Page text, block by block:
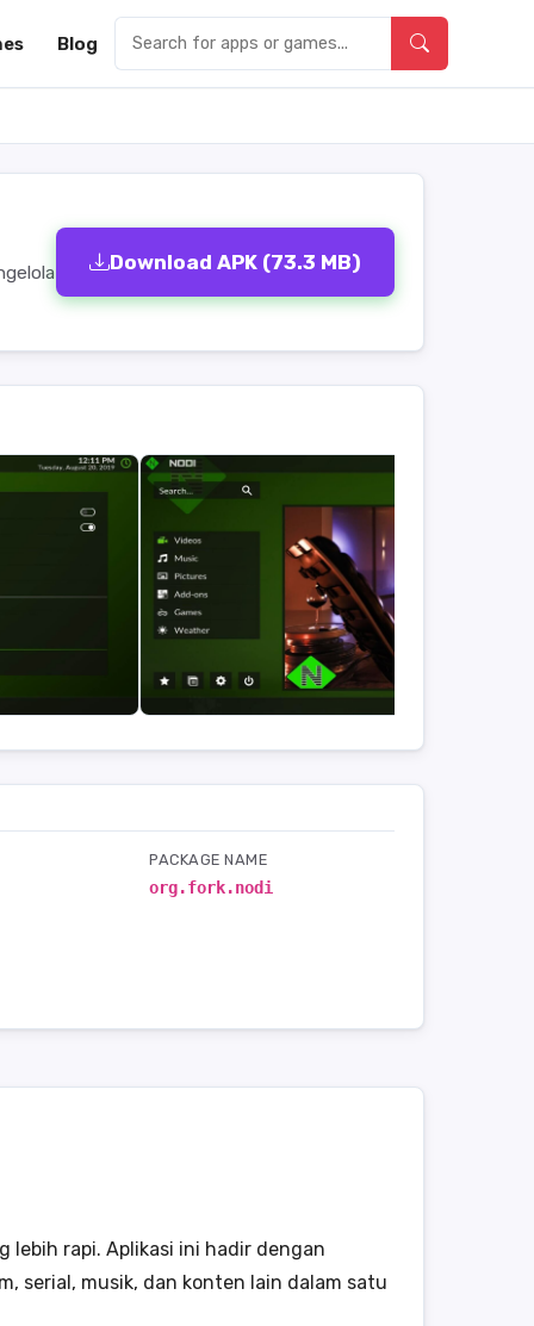
Blog
Download APK (73.3 MB)
PACKAGE NAME
org.fork.nodi
lebih rapi. Aplikasi ini hadir dengan
serial, musik, dan konten lain dalam satu